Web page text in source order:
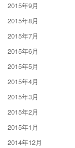
2015年9月
2015年8月
2015年7月
2015年6月
2015年5月
2015年4月
2015年3月
2015年2月
2015年1月
2014年12月